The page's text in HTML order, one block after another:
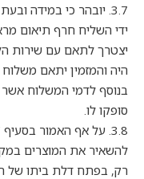
3.7. יובהר כי במידה
ידי השליח חרף תיאום
יצטרך לתאם עם שירות
היה והמזמין יתאם
בנוסף לדמי המשלוח
סופקו לו.
להשאיר את המוצרים
רק, בפתח דלת ביתו של